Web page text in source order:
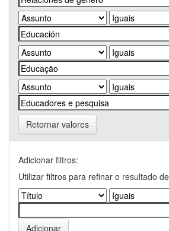
Retornar valores
Adicionar filtros:
Utilizar filtros para refinar o resultado